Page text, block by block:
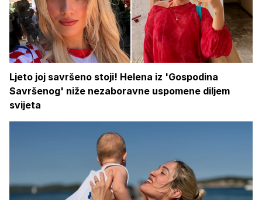
Ljeto joj savršeno stoji! Helena iz 'Gospodina
Savršenog' niže nezaboravne uspomene diljem
svijeta